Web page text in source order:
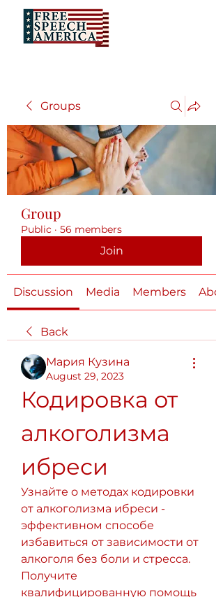
Groups
Group
Public · 56 members
Join
Discussion Media Members
Back
Мария Кузина
August 29, 2023
Кодировка от
алкоголизма
ибреси
Узнайте о методах кодировки
от алкоголизма ибреси -
эффективном способе
избавиться от зависимости от
алкоголя без боли и стресса.
Получите
квалифицированную помощь